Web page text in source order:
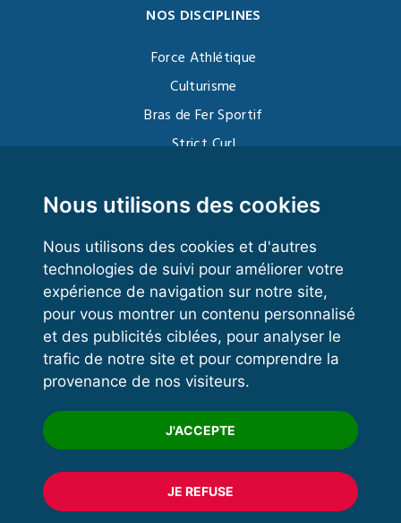
Nous utilisons des cookies
Nous utilisons des cookies et d'autres
technologies de suivi pour améliorer votre
expérience de navigation sur notre site,
pour vous montrer un contenu personnalisé
et des publicités ciblées, pour analyser le
trafic de notre site et pour comprendre la
provenance de nos visiteurs.
J'ACCEPTE
JE REFUSE
NOS DISCIPLINES
Force Athlétique
Culturisme
Bras de Fer Sportif
Strict Curl
Kettlebell
VOS ESPACES
Espace dirigeant
Espace licencié
Trouver un club
Formation
© 2020 FFFORCE Tous droits réservés